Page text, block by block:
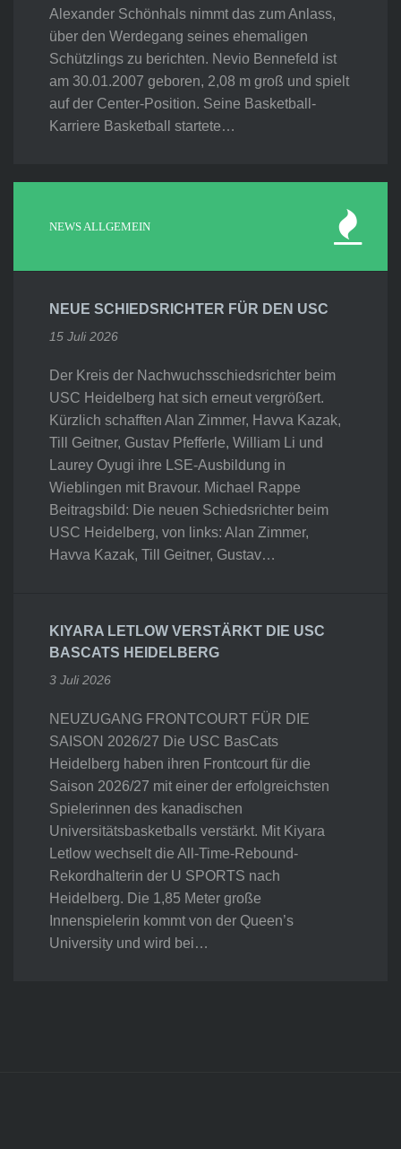
Alexander Schönhals nimmt das zum Anlass,
über den Werdegang seines ehemaligen
Schützlings zu berichten. Nevio Bennefeld ist
am 30.01.2007 geboren, 2,08 m groß und spielt
auf der Center-Position. Seine Basketball-
Karriere Basketball startete…
NEWS ALLGEMEIN
NEUE SCHIEDSRICHTER FÜR DEN USC
15 Juli 2026
Der Kreis der Nachwuchsschiedsrichter beim
USC Heidelberg hat sich erneut vergrößert.
Kürzlich schafften Alan Zimmer, Havva Kazak,
Till Geitner, Gustav Pfefferle, William Li und
Laurey Oyugi ihre LSE-Ausbildung in
Wieblingen mit Bravour. Michael Rappe
Beitragsbild: Die neuen Schiedsrichter beim
USC Heidelberg, von links: Alan Zimmer,
Havva Kazak, Till Geitner, Gustav…
KIYARA LETLOW VERSTÄRKT DIE USC
BASCATS HEIDELBERG
3 Juli 2026
NEUZUGANG FRONTCOURT FÜR DIE
SAISON 2026/27 Die USC BasCats
Heidelberg haben ihren Frontcourt für die
Saison 2026/27 mit einer der erfolgreichsten
Spielerinnen des kanadischen
Universitätsbasketballs verstärkt. Mit Kiyara
Letlow wechselt die All-Time-Rebound-
Rekordhalterin der U SPORTS nach
Heidelberg. Die 1,85 Meter große
Innenspielerin kommt von der Queen’s
University und wird bei…